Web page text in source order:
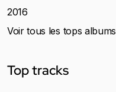
2016
Voir tous les tops albums
Top tracks